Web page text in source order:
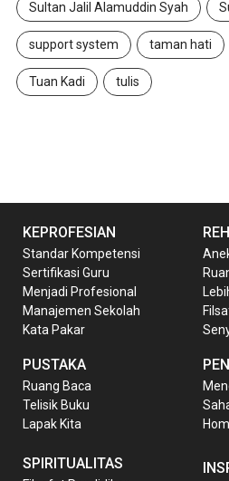
Sultan Jalil Alamuddin Syah
support system taman hati
Tuan Kadi tulis
KEPROFESIAN
Standar Kompetensi
Sertifikasi Guru
Menjadi Profesional
Manajemen Sekolah
Kata Pakar
PUSTAKA
Ruang Baca
Telisik Buku
Lapak Kita
SPIRITUALITAS